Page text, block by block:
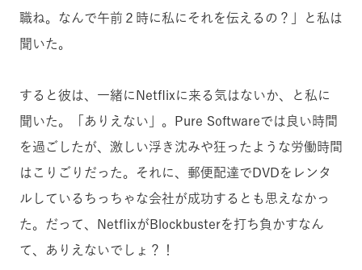
職ね。なんで午前２時に私にそれを伝えるの？」と私は
聞いた。
すると彼は、一緒にNetflixに来る気はないか、と私に
聞いた。「ありえない」。Pure Softwareでは良い時間
を過ごしたが、激しい浮き沈みや狂ったような労働時間
はこりごりだった。それに、郵便配達でDVDをレンタ
ルしているちっちゃな会社が成功するとも思えなかっ
た。だって、NetflixがBlockbusterを打ち負かすなん
て、ありえないでしょ？！